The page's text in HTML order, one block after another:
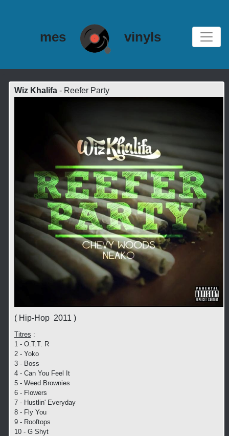
mes vinyls
Wiz Khalifa- Reefer Party
( Hip-Hop 2011 )
Titres :
1 - O.T.T. R
2 - Yoko
3 - Boss
4 - Can You Feel It
5 - Weed Brownies
6 - Flowers
7 - Hustlin' Everyday
8 - Fly You
9 - Rooftops
10 - G Shyt